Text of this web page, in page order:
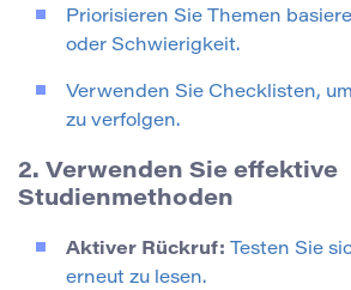
Priorisieren Sie Themen
oder Schwierigkeit.
Verwenden Sie Checklisten,
zu verfolgen.
2. Verwenden Sie effektive
Studienmethoden
Aktiver Rückruf: Testen Sie
erneut zu lesen.